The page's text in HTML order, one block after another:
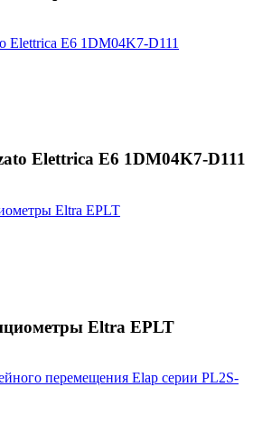
Elettrica E6 1DM04K7-D111
Eltra EPLT